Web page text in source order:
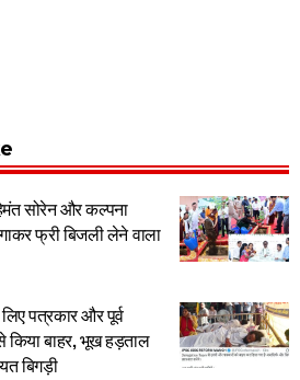
सोरेन और कल्पना
फ्री बिजली लेने वाला
पत्रकार और पूर्व
किया बाहर, भूख हड़ताल
बिगड़ी